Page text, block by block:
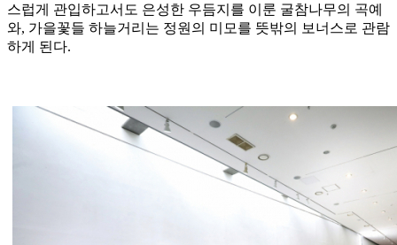
스럽게 관입하고서도 은성한 우듬지를 이룬 굴참나무의 곡예
와, 가을꽃들 하늘거리는 정원의 미모를 뜻밖의 보너스로 관람
하게 된다.